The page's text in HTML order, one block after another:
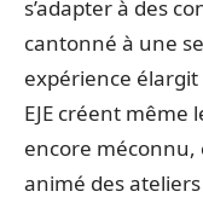
s’adapter à des
cantonné à une
expérience élargit
EJE créent même
encore méconnu,
animé des